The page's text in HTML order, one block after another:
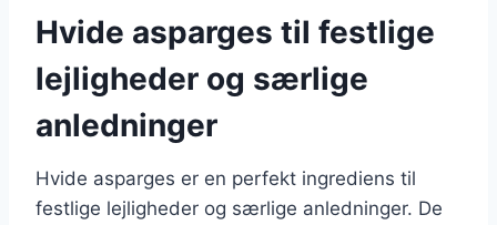
Hvide asparges til festlige
lejligheder og særlige
anledninger
Hvide asparges er en perfekt ingrediens til
festlige lejligheder og særlige anledninger. De